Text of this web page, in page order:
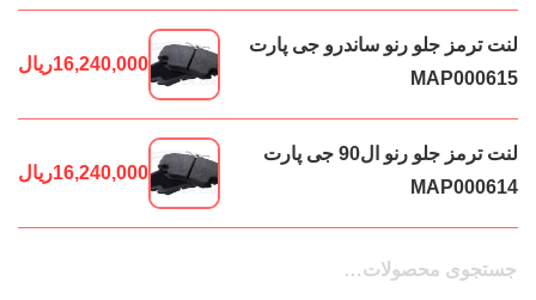
لنت ترمز جلو رنو ساندرو جی پارت
MAP000615
16,240,000ریال
لنت ترمز جلو رنو ال90 جی پارت
MAP000614
16,240,000ریال
جستجو
جستجو